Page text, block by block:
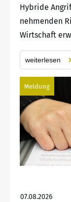
Hybride
nehmenden
Wirtschaft
weiterlesen
Meldung
07.08.2026